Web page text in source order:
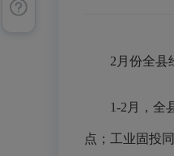
2月份全县经
1-2月，全县
点；工业固投